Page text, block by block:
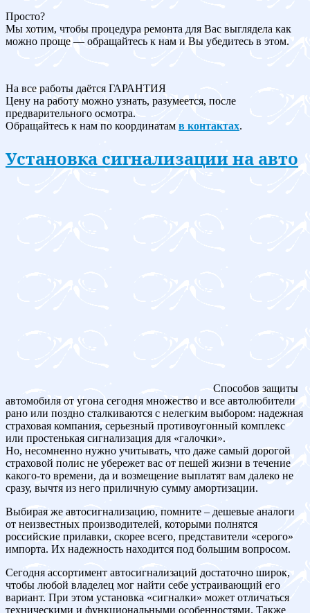
Просто?
Мы хотим, чтобы процедура ремонта для Вас выглядела как
можно проще — обращайтесь к нам и Вы убедитесь в этом.
На все работы даётся ГАРАНТИЯ
Цену на работу можно узнать, разумеется, после
предварительного осмотра.
Обращайтесь к нам по координатам в контактах.
Установка сигнализации на авто
Способов защиты
автомобиля от угона сегодня множество и все автолюбители
рано или поздно сталкиваются с нелегким выбором: надежная
страховая компания, серьезный противоугонный комплекс
или простенькая сигнализация для «галочки».
Но, несомненно нужно учитывать, что даже самый дорогой
страховой полис не убережет вас от пешей жизни в течение
какого-то времени, да и возмещение выплатят вам далеко не
сразу, вычтя из него приличную сумму амортизации.
Выбирая же автосигнализацию, помните – дешевые аналоги
от неизвестных производителей, которыми полнятся
российские прилавки, скорее всего, представители «серого»
импорта. Их надежность находится под большим вопросом.
Сегодня ассортимент автосигнализаций достаточно широк,
чтобы любой владелец мог найти себе устраивающий его
вариант. При этом установка «сигналки» может отличаться
техническими и функциональными особенностями. Также